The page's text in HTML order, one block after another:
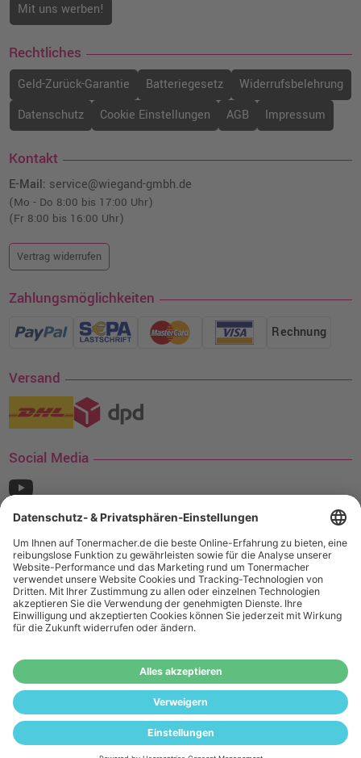
Mit uns werben!
Rechtliches
Geld-Zurück-Garantie Batteriegesetz
Widerrufsbelehrung
Datenschutz
Cookie Einstellungen AGB Impressum
Kontakt
E-Mail: service@wiegand-gmbh.de
(Mo - Do 8:00 bis 17:00 Uhr)
(Fr 8:00 bis 16:00 Uhr)
Vertrag widerrufen
Zahlungsmöglichkeiten
Rechnung
Versand
Social Media
¹ Nur gültig für den Versand innerhalb Deutschlands. Befindet sich ein Warenwert
von mindestens 35€ (inkl. Mwst.) an Ampertec Artikeln in Ihrem Warenkorb, ist der
Versand für Sie kostenfrei.
Das Angebot von tonermacher.de richtet sich
nicht an Wiederverkäufer. Wenn Sie Wiederverkäufer sind,
registrieren Sie sich bitte in unserem Händler-Portal
www.tonerhersteller.de